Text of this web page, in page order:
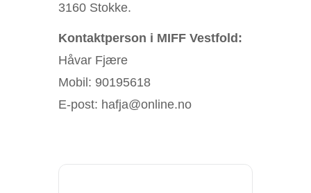
3160 Stokke.
Kontaktperson i MIFF Vestfold:
Håvar Fjære
Mobil: 90195618
E-post: hafja@online.no